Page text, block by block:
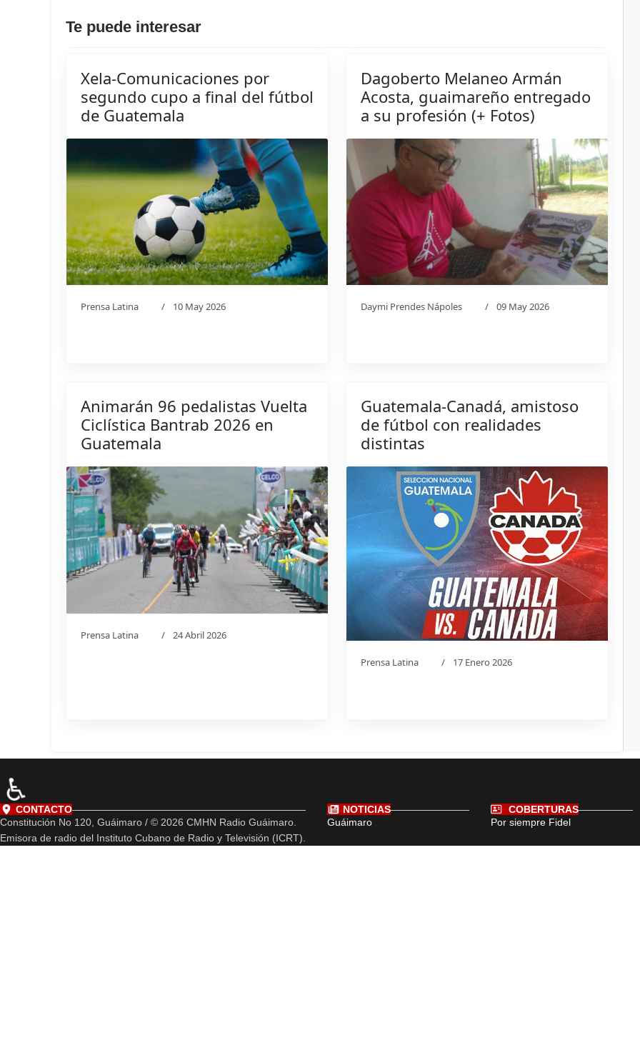
Te puede interesar
Xela-Comunicaciones por
segundo cupo a final del fútbol
de Guatemala
Prensa Latina 10 May 2026
Dagoberto Melaneo Armán
Acosta, guaimareño entregado
a su profesión (+ Fotos)
Daymi Prendes Nápoles 09 May 2026
Animarán 96 pedalistas Vuelta
Ciclística Bantrab 2026 en
Guatemala
Prensa Latina 24 Abril 2026
Guatemala-Canadá, amistoso
de fútbol con realidades
distintas
Prensa Latina 17 Enero 2026
CONTACTO
Constitución No 120, Guáimaro / © 2026 CMHN Radio Guáimaro.
Emisora de radio del Instituto Cubano de Radio y Televisión (ICRT).
NOTICIAS
Guáimaro
Camagüey
COBERTURAS
Por siempre Fidel